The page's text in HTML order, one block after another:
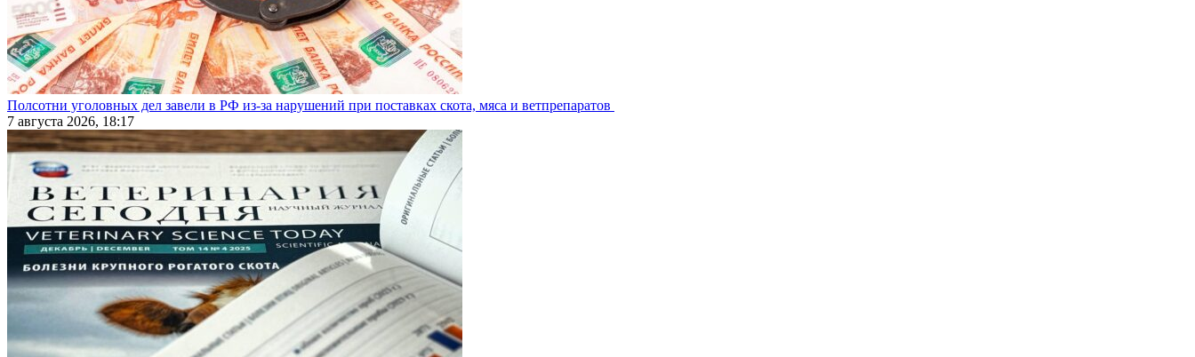
Полсотни уголовных дел завели в РФ из-за нарушений при поставках скота, мяса и ветпрепаратов
7 августа 2026, 18:17